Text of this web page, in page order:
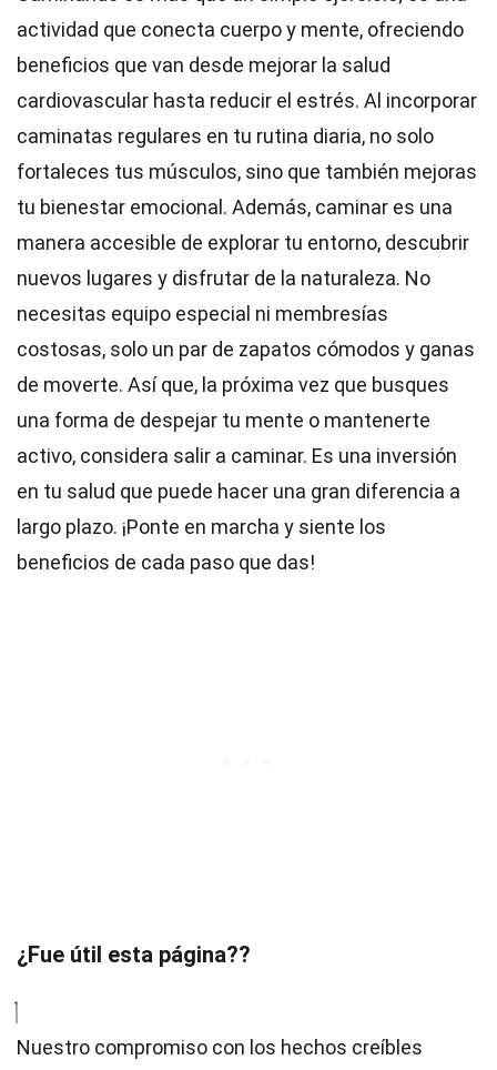
actividad que conecta cuerpo y mente, ofreciendo
beneficios que van desde mejorar la salud
cardiovascular hasta reducir el estrés. Al incorporar
caminatas regulares en tu rutina diaria, no solo
fortaleces tus músculos, sino que también mejoras
tu bienestar emocional. Además, caminar es una
manera accesible de explorar tu entorno, descubrir
nuevos lugares y disfrutar de la naturaleza. No
necesitas equipo especial ni membresías
costosas, solo un par de zapatos cómodos y ganas
de moverte. Así que, la próxima vez que busques
una forma de despejar tu mente o mantenerte
activo, considera salir a caminar. Es una inversión
en tu salud que puede hacer una gran diferencia a
largo plazo. ¡Ponte en marcha y siente los
beneficios de cada paso que das!
¿Fue útil esta página??
Nuestro compromiso con los hechos creíbles